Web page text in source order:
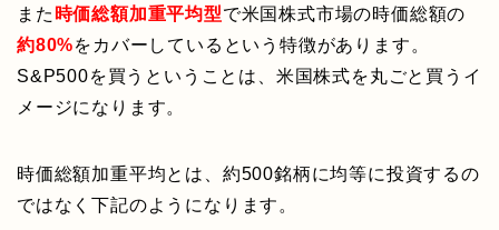
また 時価総額加重平均型で米国株式市場の時価総額の
約80%をカバーしているという特徴があります。
S&P500を買うということは、米国株式を丸ごと買うイ
メージになります。
時価総額加重平均とは、約500銘柄に均等に投資するの
ではなく下記のようになります。